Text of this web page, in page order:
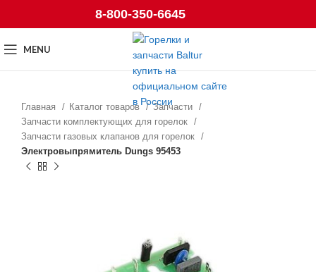
8-800-350-6645
MENU
Главная Каталог товаров
Запчасти
Запчасти комплектующих для горелок
Запчасти газовых клапанов для горелок
Электровыпрямитель Dungs 95453